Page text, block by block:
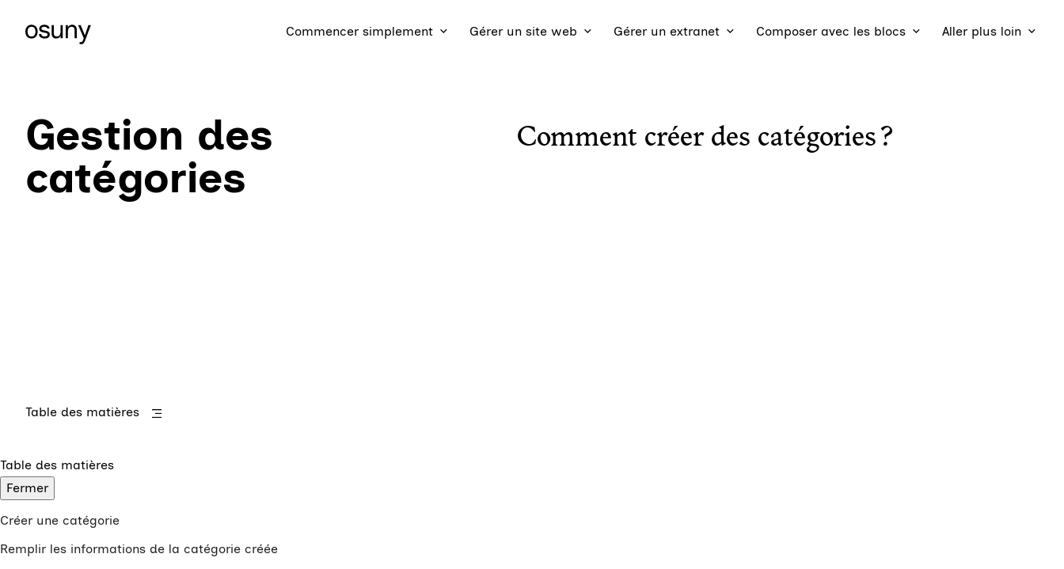
Commencer simplement Gérer un site web Gérer un extranet Composer avec les blocs Aller plus loin
Gestion des
catégories
Comment créer des catégories ?
Table des matières
Table des matières
Fermer
Créer une catégorie
Remplir les informations de la catégorie créée